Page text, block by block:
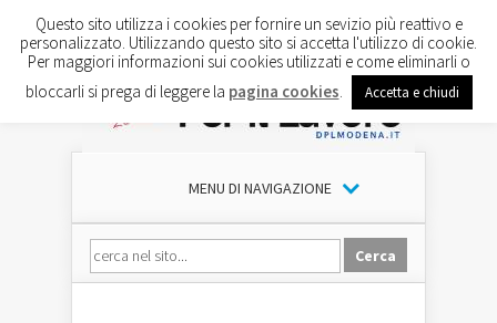
MENU DI NAVIGAZIONE
Questo sito utilizza i cookies per fornire un sevizio più reattivo e
personalizzato. Utilizzando questo sito si accetta l'utilizzo di cookie.
Per maggiori informazioni sui cookies utilizzati e come eliminarli o
bloccarli si prega di leggere la pagina cookies Accetta e chiudi